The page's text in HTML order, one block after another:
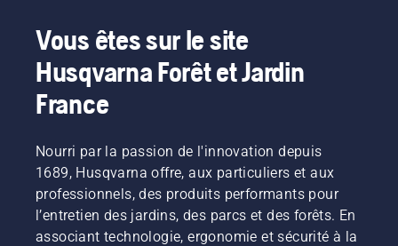
Vous êtes sur le site
Husqvarna Forêt et Jardin
France
Nourri par la passion de l'innovation depuis
1689, Husqvarna offre, aux particuliers et aux
professionnels, des produits performants pour
l’entretien des jardins, des parcs et des forêts. En
associant technologie, ergonomie et sécurité à la